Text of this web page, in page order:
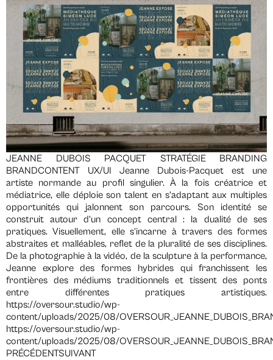
JEANNE DUBOIS PACQUET STRATÉGIE BRANDING
BRANDCONTENT UX/UI Jeanne Dubois-Pacquet est une
artiste normande au profil singulier. À la fois créatrice et
médiatrice, elle déploie son talent en s’adaptant aux multiples
opportunités qui jalonnent son parcours. Son identité se
construit autour d’un concept central : la dualité de ses
pratiques. Visuellement, elle s’incarne à travers des formes
abstraites et malléables, reflet de la pluralité de ses disciplines.
De la photographie à la vidéo, de la sculpture à la performance,
Jeanne explore des formes hybrides qui franchissent les
frontières des médiums traditionnels et tissent des ponts
entre différentes pratiques artistiques.
https://oversour.studio/wp-
content/uploads/2025/08/
https://oversour.studio/wp-
content/uploads/2025/08/
PRÉCÉDENTSUIVANT